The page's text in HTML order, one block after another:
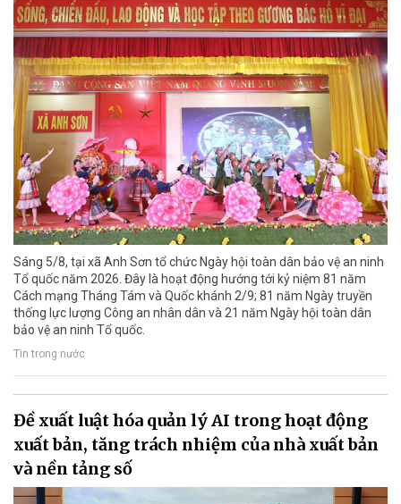
Sáng 5/8, tại xã Anh Sơn tổ chức Ngày hội toàn dân bảo vệ an ninh
Tổ quốc năm 2026. Đây là hoạt động hướng tới kỷ niệm 81 năm
Cách mạng Tháng Tám và Quốc khánh 2/9; 81 năm Ngày truyền
thống lực lượng Công an nhân dân và 21 năm Ngày hội toàn dân
bảo vệ an ninh Tổ quốc.
Tin trong nước
Đề xuất luật hóa quản lý AI trong hoạt động
xuất bản, tăng trách nhiệm của nhà xuất bản
và nền tảng số